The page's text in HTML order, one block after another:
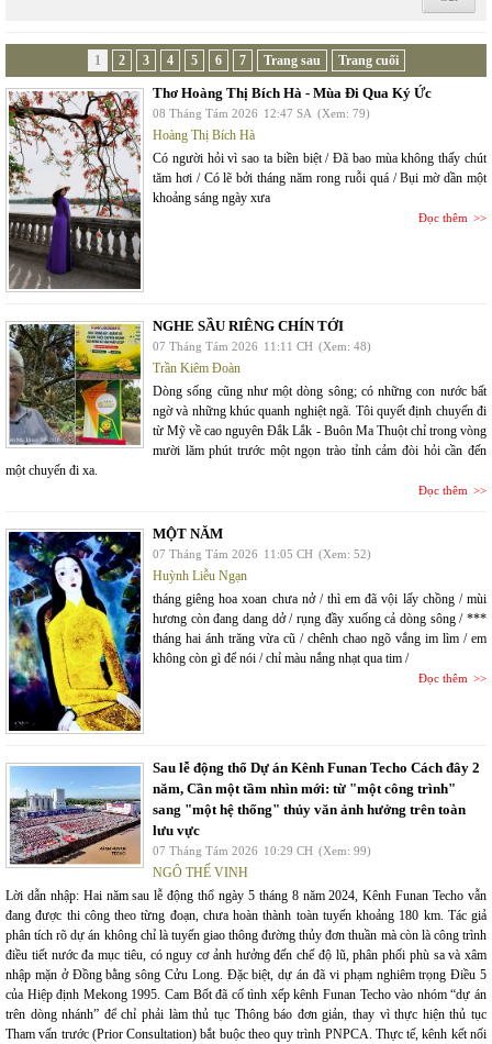
1 2 3 4 5 6 7 Trang sau Trang cuối
Thơ Hoàng Thị Bích Hà - Mùa Đi Qua Ký Ức
08 Tháng Tám 2026 12:47 SA (Xem: 79)
Hoàng Thị Bích Hà
Có người hỏi vì sao ta biền biệt / Đã bao mùa không thấy chút
tăm hơi / Có lẽ bởi tháng năm rong ruỗi quá / Bụi mờ dần một
khoảng sáng ngày xưa
Đọc thêm
NGHE SẦU RIÊNG CHÍN TỚI
07 Tháng Tám 2026 11:11 CH (Xem: 48)
Trần Kiêm Đoàn
Dòng sống cũng như một dòng sông; có những con nước bất
ngờ và những khúc quanh nghiệt ngã. Tôi quyết định chuyến đi
từ Mỹ về cao nguyên Đắk Lắk - Buôn Ma Thuột chỉ trong vòng
mười lăm phút trước một ngọn trào tỉnh cảm đòi hỏi cần đến
một chuyến đi xa.
Đọc thêm
MỘT NĂM
07 Tháng Tám 2026 11:05 CH (Xem: 52)
Huỳnh Liễu Ngạn
tháng giêng hoa xoan chưa nở / thì em đã vội lấy chồng / mùi
hương còn đang dang dở / rụng đầy xuống cả dòng sông / ***
tháng hai ánh trăng vừa cũ / chênh chao ngõ vắng im lìm / em
không còn gì để nói / chỉ màu nắng nhạt qua tim /
Đọc thêm
Sau lễ động thổ Dự án Kênh Funan Techo Cách đây 2
năm, Cần một tầm nhìn mới: từ "một công trình"
sang "một hệ thống" thủy văn ảnh hưởng trên toàn
lưu vực
07 Tháng Tám 2026 10:29 CH (Xem: 99)
NGÔ THẾ VINH
Lời dẫn nhập: Hai năm sau lễ động thổ ngày 5 tháng 8 năm 2024, Kênh Funan Techo vẫn
đang được thi công theo từng đoạn, chưa hoàn thành toàn tuyến khoảng 180 km. Tác giả
phân tích rõ dự án không chỉ là tuyến giao thông đường thủy đơn thuần mà còn là công trình
điều tiết nước đa mục tiêu, có nguy cơ ảnh hưởng đến chế độ lũ, phân phối phù sa và xâm
nhập mặn ở Đồng bằng sông Cửu Long. Đặc biệt, dự án đã vi phạm nghiêm trọng Điều 5
của Hiệp định Mekong 1995. Cam Bốt đã cố tình xếp kênh Funan Techo vào nhóm “dự án
trên dòng nhánh” để chỉ phải làm thủ tục Thông báo đơn giản, thay vì thực hiện thủ tục
Tham vấn trước (Prior Consultation) bắt buộc theo quy trình PNPCA. Thực tế, kênh kết nối